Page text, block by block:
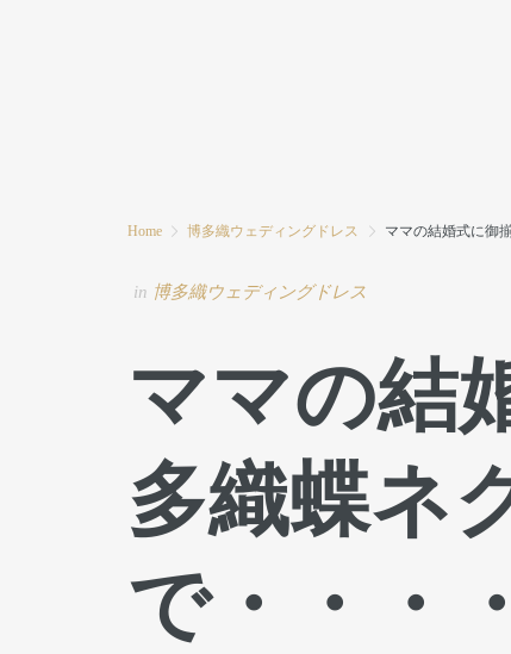
Home 博多織ウェディングドレス ママの結婚式に御
in 博多織ウェディングドレス
ママの結
多織蝶ネ
で・・・